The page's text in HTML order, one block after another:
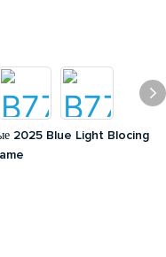
2025 Blue Light Blocing